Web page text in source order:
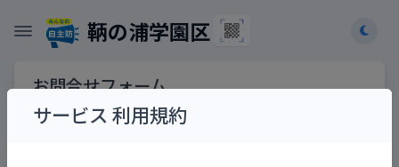
鞆の浦学園区
サービス 利用規約
お問合せフォーム